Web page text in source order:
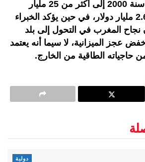
في هذا المجال منذ سنة 2000 إلى أكثر من 25 مليار
درهم أي ما يعال 2.65 مليار دولار، في حين يؤكد الخبراء
نجاح المغرب في التحول إلى بلد
الميزانية، لا سيما أنه يعتمد
دولية